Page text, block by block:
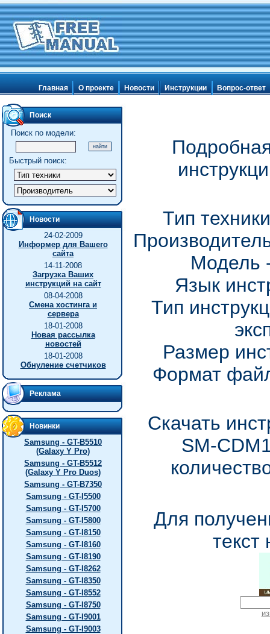
Главная О проекте Новости Инструкции Вопрос-ответ
Поиск
Поиск по модели:
Быстрый поиск:
Новости
24-02-2009
Информер для Вашего
сайта
14-11-2008
Загрузка Ваших
инструкций на сайт
08-04-2008
Смена хостинга и
сервера
18-01-2008
Новая рассылка
новостей
18-01-2008
Обнуление счетчиков
Реклама
Новинки
Samsung - GT-B5510
(Galaxy Y Pro)
Samsung - GT-B5512
(Galaxy Y Pro Duos)
Samsung - GT-B7350
Samsung - GT-I5500
Samsung - GT-I5700
Samsung - GT-I5800
Samsung - GT-I8150
Samsung - GT-I8160
Samsung - GT-I8190
Samsung - GT-I8262
Samsung - GT-I8350
Samsung - GT-I8552
Samsung - GT-I8750
Samsung - GT-I9001
Samsung - GT-I9003
Тип
Модель
Язык
Тип
Размер
Формат
Скачать
SM-
Для
текст